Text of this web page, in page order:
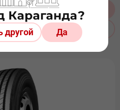
ДОСТАВКУ
Караганда?
другой Да